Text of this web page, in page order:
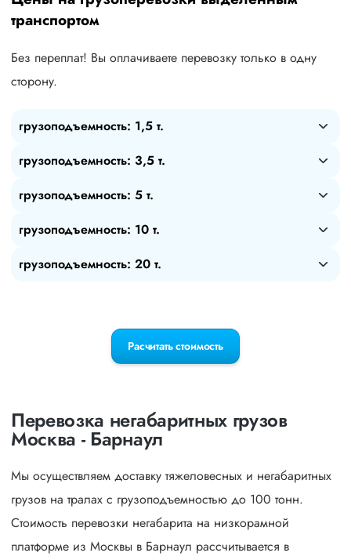
транспортом
Без переплат! Вы оплачиваете перевозку только в одну
сторону.
грузоподъемность: 1,5 т.
грузоподъемность: 3,5 т.
грузоподъемность: 5 т.
грузоподъемность: 10 т.
грузоподъемность: 20 т.
Расчитать стоимость
Перевозка негабаритных грузов
Москва - Барнаул
Мы осуществляем доставку тяжеловесных и негабаритных
грузов на тралах с грузоподъемностью до 100 тонн.
Стоимость перевозки негабарита на низкорамной
платформе из Москвы в Барнаул рассчитывается в